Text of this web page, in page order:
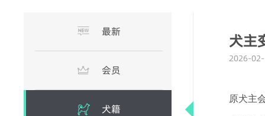
最新
会员
犬籍
犬主
2026-
原犬主